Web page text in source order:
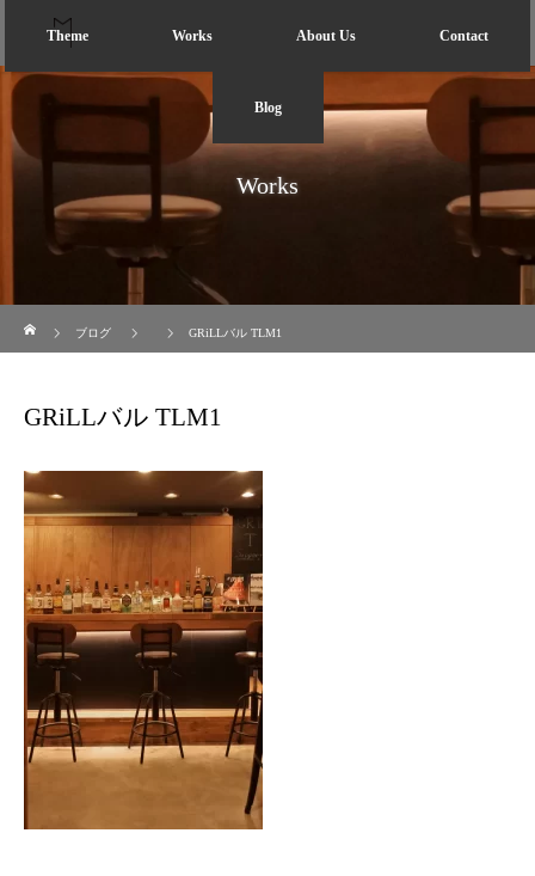
Theme Works About Us Contact
Blog
Works
ブログ
GRiLLバル TLM1
GRiLLバル TLM1